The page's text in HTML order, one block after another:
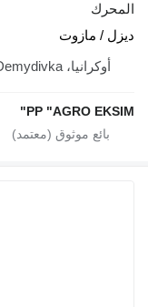
المحرك
ديزل / مازوت
أوكرانيا، smt.Demydivka
PP "AGRO EKSIM"